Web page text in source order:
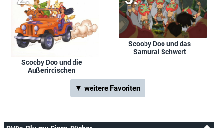
Scooby Doo und die
Außerirdischen
Scooby Doo und das
Samurai Schwert
▼ weitere Favoriten